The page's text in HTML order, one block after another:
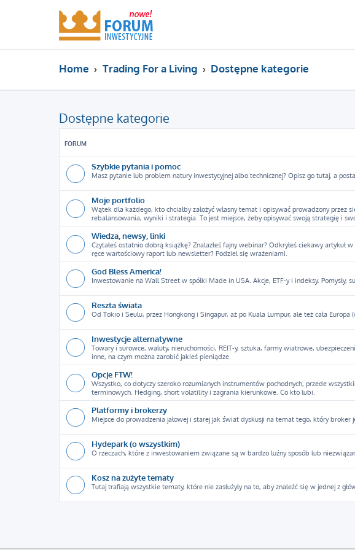
Home Trading For a Living Dostępne kategorie
Dostępne kategorie
FORUM
Szybkie pytania i pomoc
Masz pytanie lub problem natury inwestycyjnej albo technicznej? Opisz go tutaj, a
Moje portfolio
Wątek dla każdego, kto chciałby założyć własny temat i opisywać prowadzony przez
rebalansowania, wyniki i strategia. To jest miejsce, żeby opisywać swoją strategię i
Wiedza, newsy, linki
Czytałeś ostatnio dobrą książkę? Znalazłeś fajny webinar? Odkryłeś ciekawy artykuł
ręce wartościowy raport lub newsletter? Podziel się wrażeniami.
God Bless America!
Inwestowanie na Wall Street w spółki Made in USA. Akcje, ETF-y i indeksy. Pomysły,
Reszta świata
Od Tokio i Seulu, przez Hongkong i Singapur, aż po Kuala Lumpur, ale też cała Europa
Inwestycje alternatywne
Towary i surowce, waluty, nieruchomości, REIT-y, sztuka, farmy wiatrowe,
inne, na czym można zarobić jakieś pieniądze.
Opcje FTW!
Wszystko, co dotyczy szeroko rozumianych instrumentów pochodnych, przede
terminowych. Hedging, short volatility i zagrania kierunkowe. Co kto lubi.
Platformy i brokerzy
Miejsce do prowadzenia jałowej i starej jak świat dyskusji na temat tego, który broker
Hydepark (o wszystkim)
O rzeczach, które z inwestowaniem związane są w bardzo luźny sposób lub
Kosz na zużyte tematy
Tutaj trafiają wszystkie tematy, które nie zasłużyły na to, aby znaleźć się w jednej z